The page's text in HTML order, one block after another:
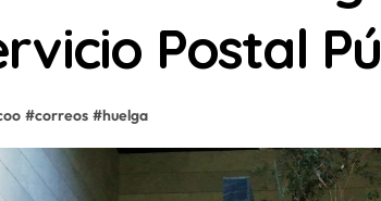
Postal
#correos #huelga